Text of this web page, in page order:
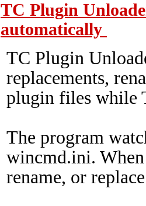
TC Plugin
automatically
TC Plugin
replacements,
plugin files while
The program
wincmd.ini. When
rename, or